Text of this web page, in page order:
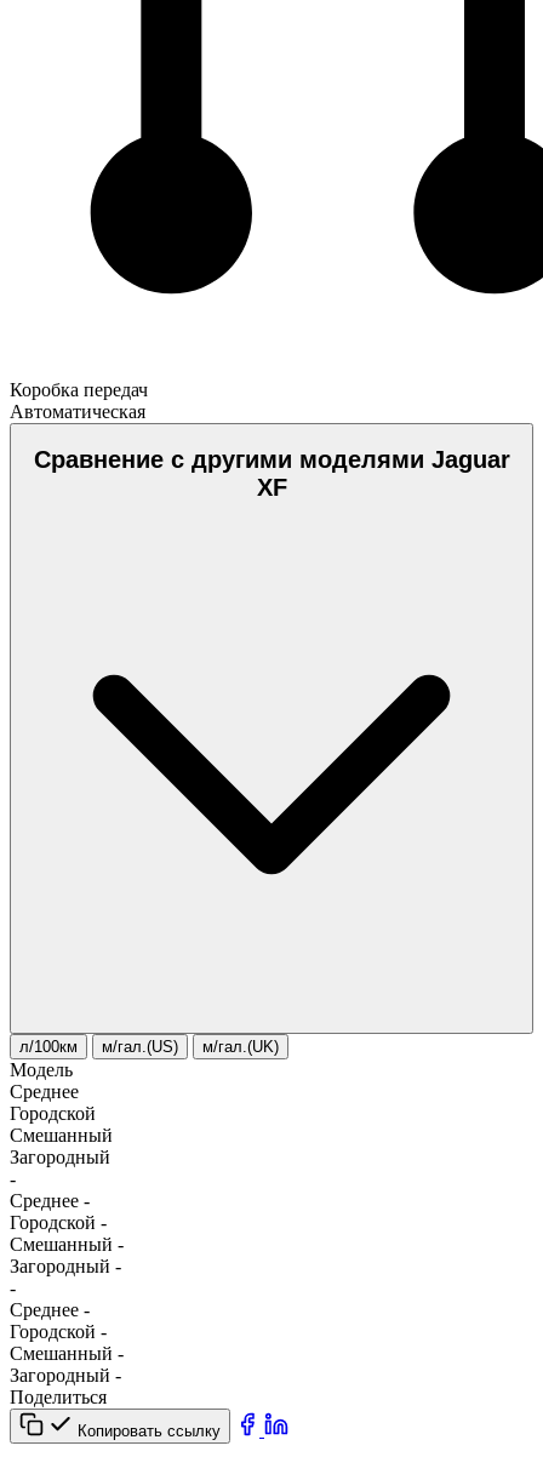
Коробка передач
Автоматическая
Сравнение с другими моделями Jaguar
XF
л/100км м/гал.(US) м/гал.(UK)
Модель
Среднее
Городской
Смешанный
Загородный
-
Среднее -
Городской -
Смешанный -
Загородный -
-
Среднее -
Городской -
Смешанный -
Загородный -
Поделиться
Копировать ссылку